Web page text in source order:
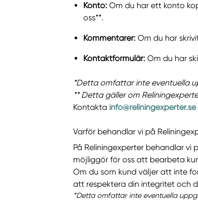
Konto: Om du har ett konto
oss**.
Kommentarer: Om du har
Kontaktformulär: Om du har
*Detta omfattar inte eventuella
** Detta gäller om
Kontakta info@reliningexperter.se
Varför behandlar vi på
På Reliningexperter behandlar
möjliggör för oss att bearbeta
Om du som kund väljer att inte
att respektera din integritet och
*Detta omfattar inte eventuella